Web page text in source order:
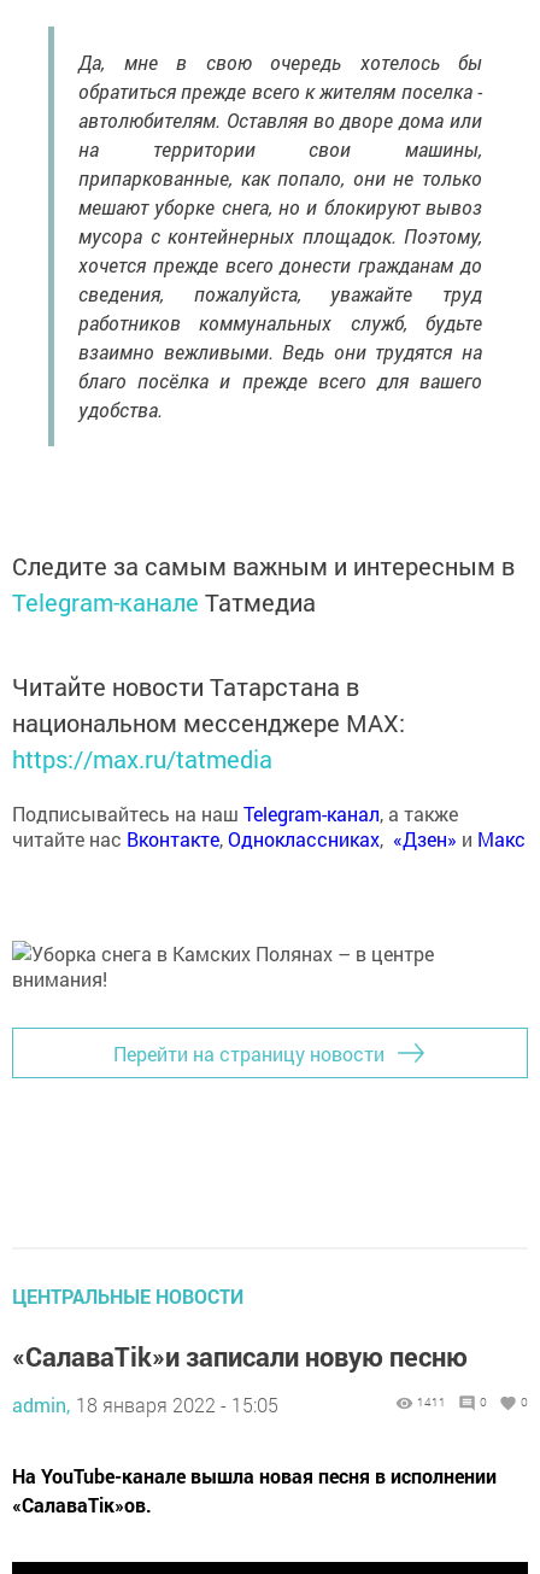
Да, мне в свою очередь хотелось бы
обратиться прежде всего к жителям поселка -
автолюбителям. Оставляя во дворе дома или
на территории свои машины,
припаркованные, как попало, они не только
мешают уборке снега, но и блокируют вывоз
мусора с контейнерных площадок. Поэтому,
хочется прежде всего донести гражданам до
сведения, пожалуйста, уважайте труд
работников коммунальных служб, будьте
взаимно вежливыми. Ведь они трудятся на
благо посёлка и прежде всего для вашего
удобства.
Следите за самым важным и интересным в
Telegram-канале Татмедиа
Читайте новости Татарстана в
национальном мессенджере MАХ:
https://max.ru/tatmedia
Подписывайтесь на наш Telegram-канал, а также
читайте нас Вконтакте,Одноклассниках, «Дзен» и Макс
Перейти на страницу новости
ЦЕНТРАЛЬНЫЕ НОВОСТИ
«СалаваТіk»и записали новую песню
admin, 18 января 2022 - 15:05 1411 0 0
На YouTube-канале вышла новая песня в исполнении
«СалаваТік»ов.